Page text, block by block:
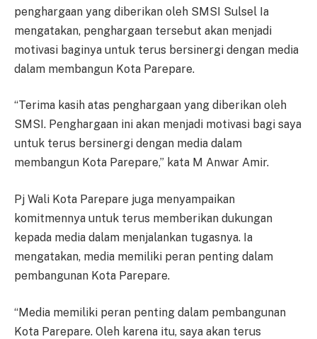
penghargaan yang diberikan oleh SMSI Sulsel Ia
mengatakan, penghargaan tersebut akan menjadi
motivasi baginya untuk terus bersinergi dengan media
dalam membangun Kota Parepare.
“Terima kasih atas penghargaan yang diberikan oleh
SMSI. Penghargaan ini akan menjadi motivasi bagi saya
untuk terus bersinergi dengan media dalam
membangun Kota Parepare,” kata M Anwar Amir.
Pj Wali Kota Parepare juga menyampaikan
komitmennya untuk terus memberikan dukungan
kepada media dalam menjalankan tugasnya. Ia
mengatakan, media memiliki peran penting dalam
pembangunan Kota Parepare.
“Media memiliki peran penting dalam pembangunan
Kota Parepare. Oleh karena itu, saya akan terus